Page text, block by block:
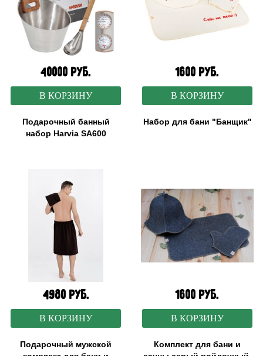
40000 руб.
В КОРЗИНУ
Подарочный банный
набор Harvia SA600
1600 руб.
В КОРЗИНУ
Набор для бани "Банщик"
4980 руб.
В КОРЗИНУ
Подарочный мужской
1600 руб.
В КОРЗИНУ
Комплект для бани и